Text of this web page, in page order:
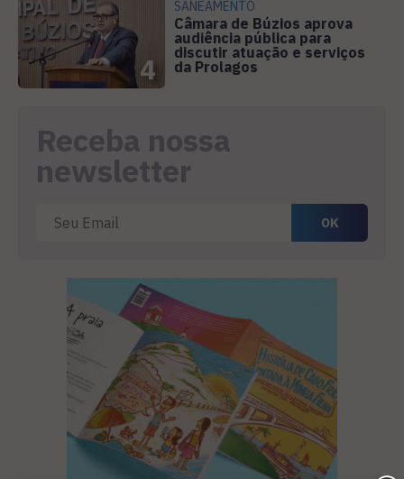
4
SANEAMENTO
Câmara de Búzios aprova
audiência pública para
discutir atuação e serviços
da Prolagos
Receba nossa
newsletter